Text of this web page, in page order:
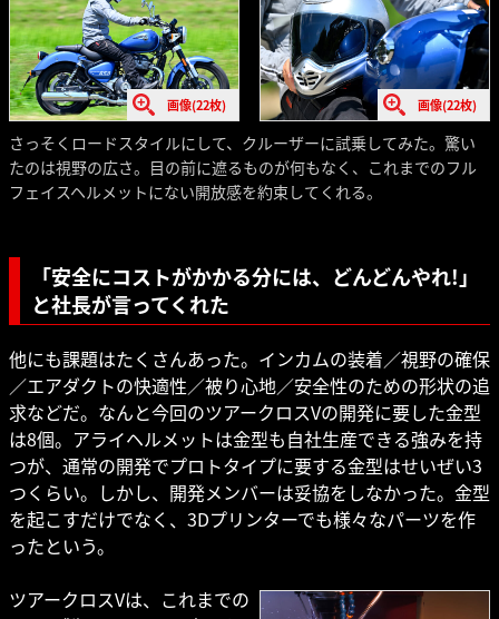
画像(22枚) 画像(22枚)
さっそくロードスタイルにして、クルーザーに試乗してみた。驚い
たのは視野の広さ。目の前に遮るものが何もなく、これまでのフル
フェイスヘルメットにない開放感を約束してくれる。
「安全にコストがかかる分には、どんどんやれ!」
と社長が言ってくれた
他にも課題はたくさんあった。インカムの装着／視野の確保
／エアダクトの快適性／被り心地／安全性のための形状の追
求などだ。なんと今回のツアークロスVの開発に要した金型
は8個。アライヘルメットは金型も自社生産できる強みを持
つが、通常の開発でプロトタイプに要する金型はせいぜい3
つくらい。しかし、開発メンバーは妥協をしなかった。金型
を起こすだけでなく、3Dプリンターでも様々なパーツを作
ったという。
ツアークロスVは、これまでの